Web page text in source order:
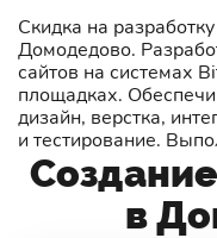
Скидка на
Домодедово.
сайтов на системах
площадках.
дизайн, верстка,
и тестирование.
Создание
в